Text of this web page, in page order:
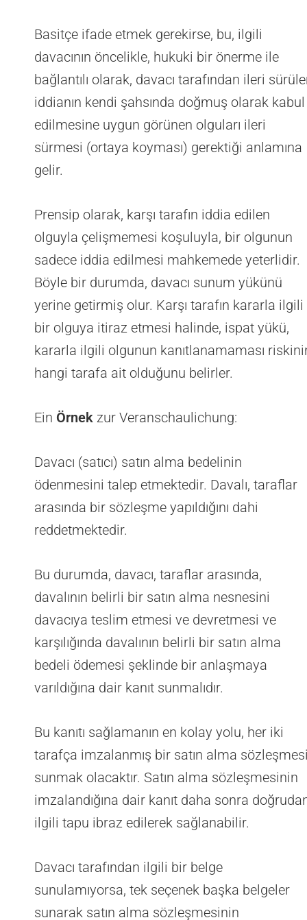
Basitçe ifade etmek gerekirse, bu, ilgili
davacının öncelikle, hukuki bir önerme ile
bağlantılı olarak, davacı tarafından ileri
iddianın kendi şahsında doğmuş olarak kabul
edilmesine uygun görünen olguları ileri
sürmesi (ortaya koyması) gerektiği anlamına
gelir.
Prensip olarak, karşı tarafın iddia edilen
olguyla çelişmemesi koşuluyla, bir olgunun
sadece iddia edilmesi mahkemede yeterlidir.
Böyle bir durumda, davacı sunum yükünü
yerine getirmiş olur. Karşı tarafın kararla ilgili
bir olguya itiraz etmesi halinde, ispat yükü,
kararla ilgili olgunun kanıtlanamaması
hangi tarafa ait olduğunu belirler.
Ein Örnek zur Veranschaulichung:
Davacı (satıcı) satın alma bedelinin
ödenmesini talep etmektedir. Davalı, taraflar
arasında bir sözleşme yapıldığını dahi
reddetmektedir.
Bu durumda, davacı, taraflar arasında,
davalının belirli bir satın alma nesnesini
davacıya teslim etmesi ve devretmesi ve
karşılığında davalının belirli bir satın alma
bedeli ödemesi şeklinde bir anlaşmaya
varıldığına dair kanıt sunmalıdır.
Bu kanıtı sağlamanın en kolay yolu, her iki
tarafça imzalanmış bir satın alma
sunmak olacaktır. Satın alma sözleşmesinin
imzalandığına dair kanıt daha sonra
ilgili tapu ibraz edilerek sağlanabilir.
Davacı tarafından ilgili bir belge
sunulamıyorsa, tek seçenek başka belgeler
sunarak satın alma sözleşmesinin